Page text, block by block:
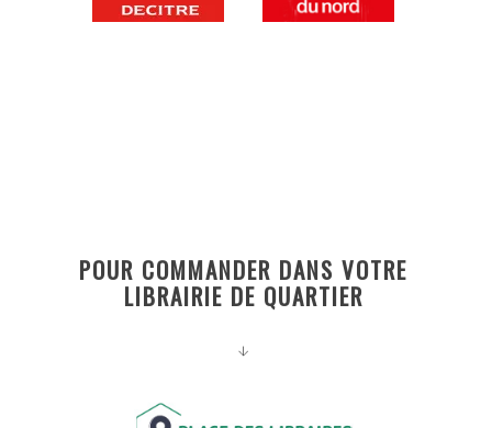
POUR COMMANDER DANS VOTRE
LIBRAIRIE DE QUARTIER
↓